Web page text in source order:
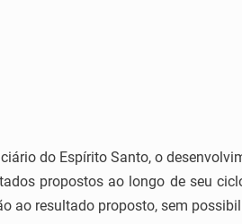
do Espírito Santo, o
propostos ao longo de seu
ao resultado proposto, sem